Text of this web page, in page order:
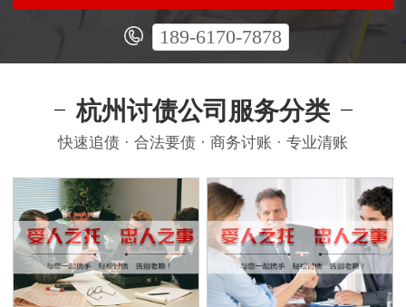
189-6170-7878
杭州讨债公司服务分类
快速追债 · 合法要债 · 商务讨账 · 专业清账